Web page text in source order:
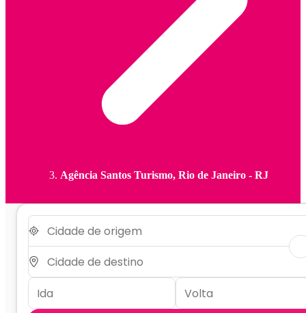
Agência Santos Turismo, Rio de Janeiro - RJ